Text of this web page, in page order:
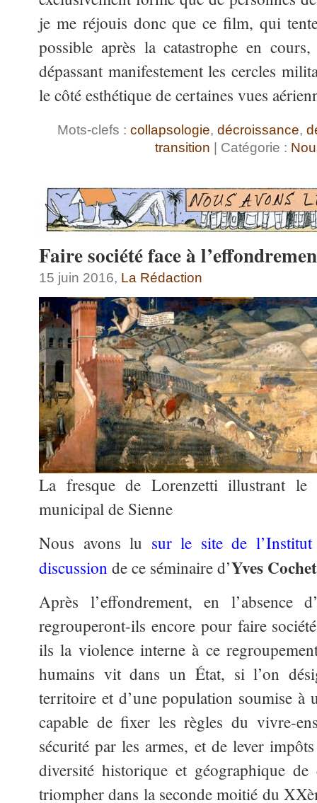
je me réjouis donc que ce film, qui
possible après la catastrophe en
dépassant manifestement les cercles
le côté esthétique de certaines vues
Mots-clefs : collapsologie, décroissance,
transition | Catégorie :
Faire société face à
15 juin 2016, La Rédaction
La fresque de Lorenzetti illustrant le
municipal de Sienne
Nous avons lu sur le site de
discussion de ce séminaire d’Yves Cochet
Après l’effondrement, en l’absence
regrouperont-ils encore pour faire
ils la violence interne à ce
humains vit dans un État, si l’on
territoire et d’une population soumise
capable de fixer les règles du vivre-
sécurité par les armes, et de lever
diversité historique et géographique
triompher dans la seconde moitié du